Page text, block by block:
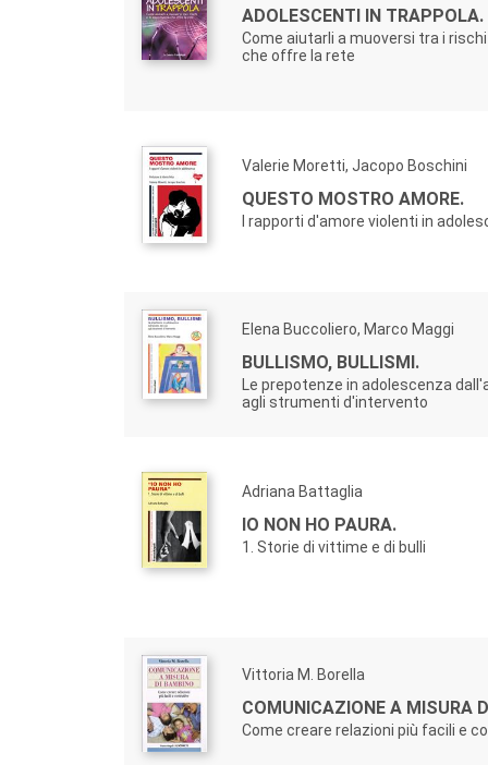
ADOLESCENTI IN TRAPPOLA.
Come aiutarli a muoversi tra i
che offre la rete
Valerie Moretti, Jacopo Boschini
QUESTO MOSTRO AMORE.
I rapporti d'amore violenti in
Elena Buccoliero, Marco Maggi
BULLISMO, BULLISMI.
Le prepotenze in adolescenza
agli strumenti d'intervento
Adriana Battaglia
IO NON HO PAURA.
1. Storie di vittime e di bulli
Vittoria M. Borella
COMUNICAZIONE A MISURA
Come creare relazioni più facili e